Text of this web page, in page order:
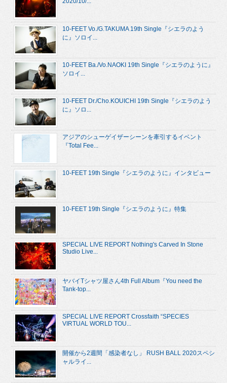
10-FEET Vo./G.TAKUMA 19th Single『シエラのよう
に』ソロイ...
10-FEET Ba./Vo.NAOKI 19th Single『シエラのように』
ソロイ...
10-FEET Dr./Cho.KOUICHI 19th Single『シエラのよう
に』ソロ...
アジアのシューゲイザーシーンを牽引するイベント
『Total Fee...
10-FEET 19th Single『シエラのように』インタビュー
10-FEET 19th Single『シエラのように』特集
SPECIAL LIVE REPORT Nothing's Carved In Stone
Studio Live...
ヤバイTシャツ屋さん4th Full Album『You need the
Tank-top...
SPECIAL LIVE REPORT Crossfaith “SPECIES
VIRTUAL WORLD TOU...
開催から2週間「感染者なし」 RUSH BALL 2020スペシ
ャルライ...